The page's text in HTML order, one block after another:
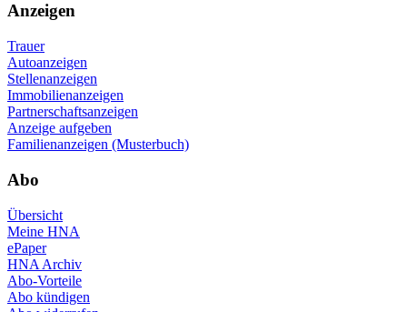
Anzeigen
Trauer
Autoanzeigen
Stellenanzeigen
Immobilienanzeigen
Partnerschaftsanzeigen
Anzeige aufgeben
Familienanzeigen (Musterbuch)
Abo
Übersicht
Meine HNA
ePaper
HNA Archiv
Abo-Vorteile
Abo kündigen